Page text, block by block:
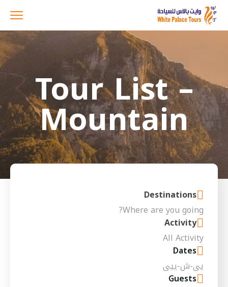
Tour List –
Mountain
Destinations
Activity
Dates
Guests